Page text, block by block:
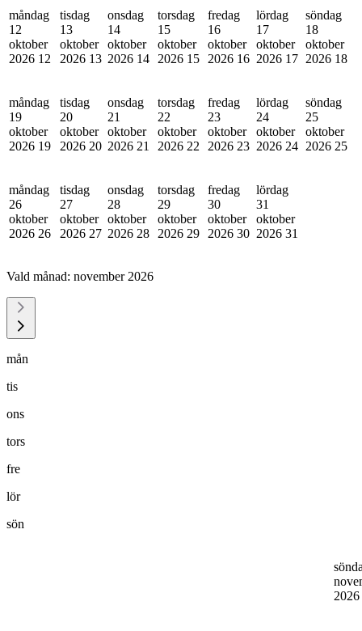
måndag
12
oktober
2026 12
tisdag
13
oktober
2026 13
onsdag
14
oktober
2026 14
torsdag
15
oktober
2026 15
fredag
16
oktober
2026 16
lördag
17
oktober
2026 17
söndag
18
oktober
2026 18
måndag
19
oktober
2026 19
tisdag
20
oktober
2026 20
onsdag
21
oktober
2026 21
torsdag
22
oktober
2026 22
fredag
23
oktober
2026 23
lördag
24
oktober
2026 24
söndag
25
oktober
2026 25
måndag
26
oktober
2026 26
tisdag
27
oktober
2026 27
onsdag
28
oktober
2026 28
torsdag
29
oktober
2026 29
fredag
30
oktober
2026 30
lördag
31
oktober
2026 31
Vald månad: november 2026
mån
tis
ons
tors
fre
lör
sön
2026